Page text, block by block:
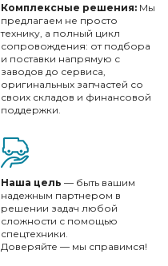
Комплексные решения: Мы
предлагаем не просто
технику, а полный цикл
сопровождения: от подбора
и поставки напрямую с
заводов до сервиса,
оригинальных запчастей со
своих складов и финансовой
поддержки.
Наша цель — быть вашим
надежным партнером в
решении задач любой
сложности с помощью
спецтехники.
Доверяйте — мы справимся!